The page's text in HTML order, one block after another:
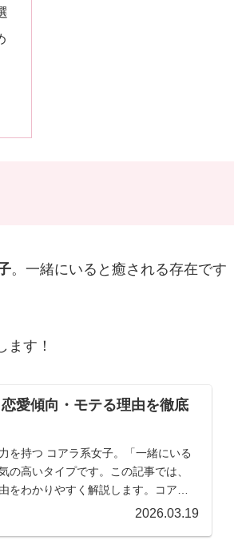
。一緒にいると癒される存在です
ます！
愛傾向・モテる理由を徹底
を持つ コアラ系女子。「一緒にいる
の高いタイプです。この記事では、
をわかりやすく解説します。コアラ
2026.03.19